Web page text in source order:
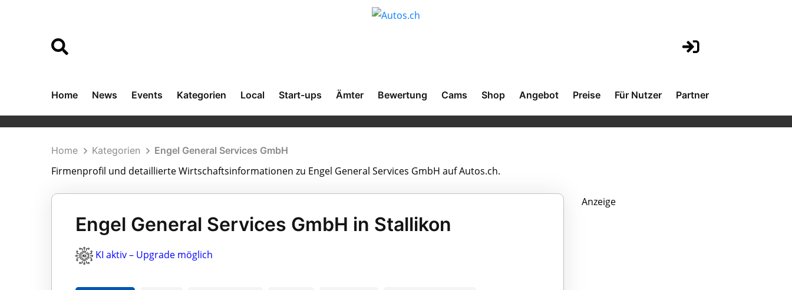
Home News Events Kategorien Local Start-ups Ämter Bewertung Cams Shop Angebot Preise Für Nutzer Partner
Home Kategorien Engel General Services GmbH
Firmenprofil und detaillierte Wirtschaftsinformationen zu Engel General Services GmbH auf Autos.ch.
Engel General Services GmbH in Stallikon
KI aktiv – Upgrade möglich
Anzeige